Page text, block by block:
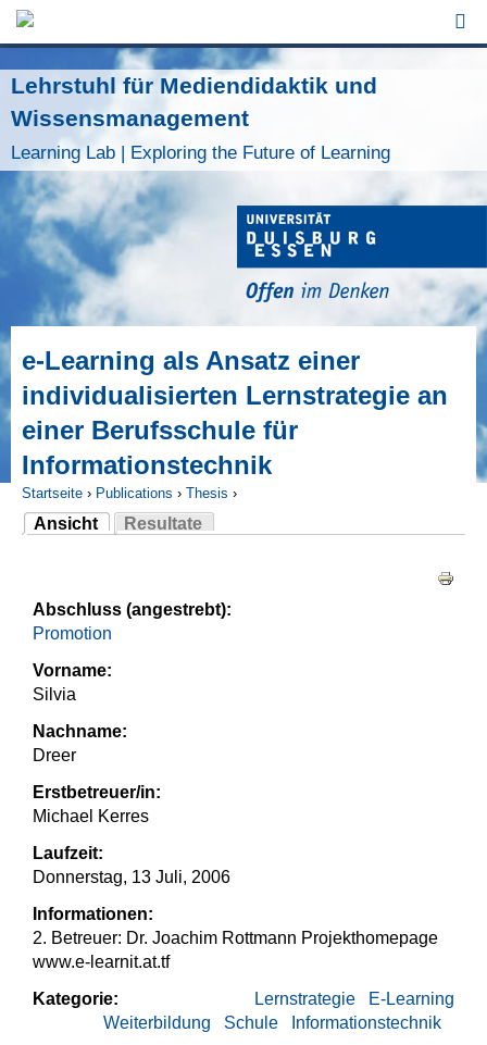
Jump to Navigation
Lehrstuhl für Mediendidaktik und
Wissensmanagement
Learning Lab | Exploring the Future of Learning
e-Learning als Ansatz einer
individualisierten Lernstrategie an
einer Berufsschule für
Informationstechnik
Sie sind hier
Startseite › Publications › Thesis ›
Ansicht
(aktiver Reiter)
Resultate
Abschluss (angestrebt):
Promotion
Vorname:
Silvia
Nachname:
Dreer
Erstbetreuer/in:
Michael Kerres
Laufzeit:
Donnerstag, 13 Juli, 2006
Informationen:
2. Betreuer: Dr. Joachim Rottmann Projekthomepage
www.e-learnit.at.tf
Kategorie:
E-Learning
Lernstrategie
Informationstechnik
Schule
Weiterbildung